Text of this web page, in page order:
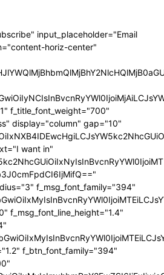
input_placeholder="Email
horiz-center"
f_title_font_weight="700"
display="column" gap="10"
want in"
f_msg_font_family="394"
f_msg_font_line_height="1.4"
f_btn_font_family="394"